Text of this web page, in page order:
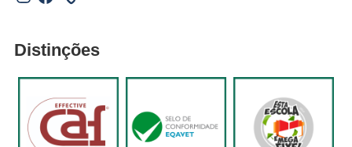
Distinções